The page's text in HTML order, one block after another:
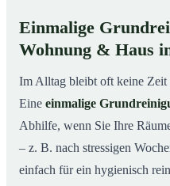
Einmalige
Wohnung & Haus
Im Alltag bleibt oft keine
Eine einmalige
Abhilfe, wenn Sie Ihre
– z. B. nach stressigen
einfach für ein hygienisch